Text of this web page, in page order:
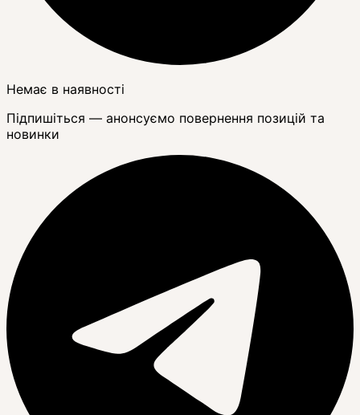
Немає в наявності
Підпишіться — анонсуємо повернення позицій та
новинки